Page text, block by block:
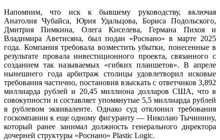
Напомним, что иск к бывшему руководству, включая
Анатолия Чубайса, Юрия Удальцова, Бориса Подольского,
Дмитрия Пимкина, Олега Киселева, Германа Пихоя и
Владимира Аветисяна, был подан «Роснано» в марте 2025
года. Компания требовала возместить убытки, понесенные в
результате провала инвестиционного проекта, связанного с
созданием так называемых «гибких планшетов». В апреле
нынешнего года арбитраж столицы удовлетворил исковые
требования частично, постановив взыскать с ответчиков 3,892
миллиарда рублей и 20,45 миллиона долларов США, что в
совокупности и составляет упомянутые 5,5 миллиарда рублей
в рублевом эквиваленте. Однако суд отклонил требования
госкомпании к еще одному фигуранту — Николаю Тычинину,
который ранее занимал должность генерального директора
дочерней структуры «Роснано» Plastic Logic.